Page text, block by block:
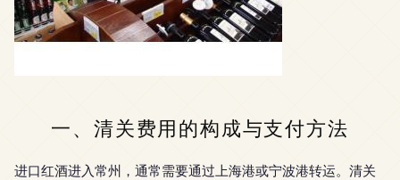
一、清关费用的构成与支付方法
进口红酒进入常州，通常需要通过上海港或宁波港转运。清关